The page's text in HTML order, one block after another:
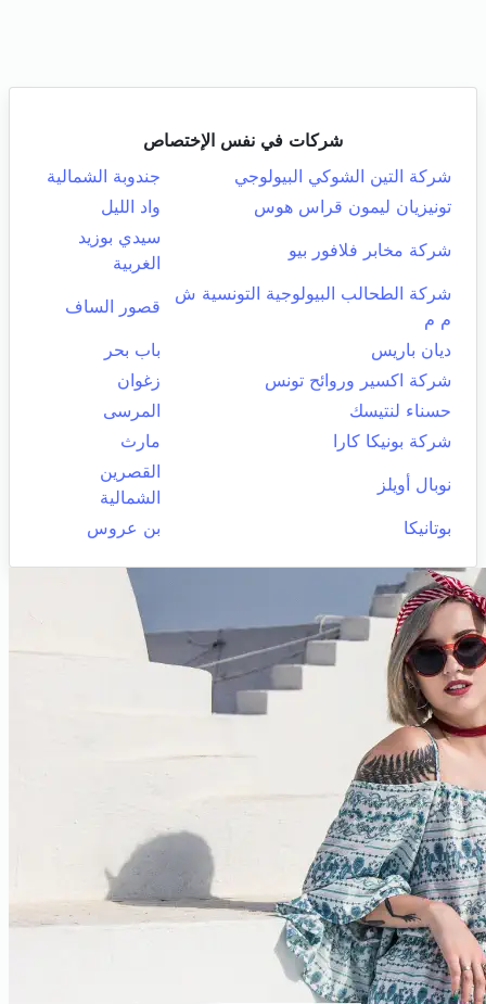
شركات في نفس الإختصاص
شركة التين الشوكي البيولوجي
جندوبة الشمالية
تونيزيان ليمون قراس هوس
واد الليل
شركة مخابر فلافور بيو
سيدي بوزيد
الغربية
شركة الطحالب البيولوجية التونسية ش
م م
قصور الساف
ديان باريس
باب بحر
شركة اكسير وروائح تونس
زغوان
حسناء لنتيسك
المرسى
شركة بونيكا كارا
مارث
نوبال أويلز
القصرين
الشمالية
بوتانيكا
بن عروس